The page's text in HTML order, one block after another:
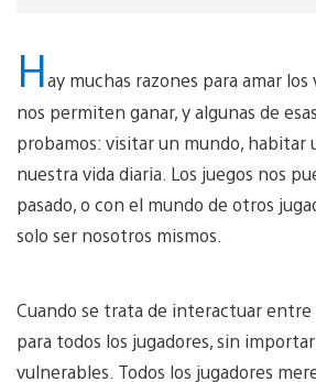
Hay muchas razones para amar
nos permiten ganar, y algunas de
probamos: visitar un mundo,
nuestra vida diaria. Los juegos nos
pasado, o con el mundo de otros
solo ser nosotros mismos.
Cuando se trata de interactuar
para todos los jugadores, sin
vulnerables. Todos los jugadores